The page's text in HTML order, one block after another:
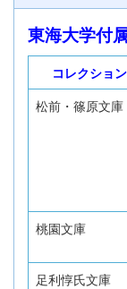
東海大学付
コレクショ
松前・篠原文庫
桃園文庫
足利惇氏文庫